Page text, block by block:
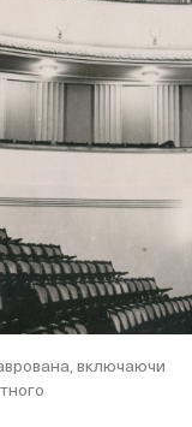
включаючи